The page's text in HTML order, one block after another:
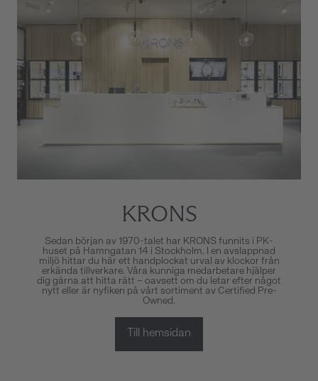
KRONS
Sedan början av 1970-talet har KRONS funnits i PK-
huset på Hamngatan 14 i Stockholm. I en avslappnad
miljö hittar du här ett handplockat urval av klockor från
erkända tillverkare. Våra kunniga medarbetare hjälper
dig gärna att hitta rätt – oavsett om du letar efter något
nytt eller är nyfiken på vårt sortiment av Certified Pre-
Owned.
Till hemsidan